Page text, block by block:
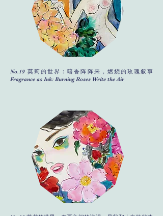
No.19 莫莉的世界：暗香阵阵来，燃烧的玫瑰叙事
Fragrance as Ink: Burning Roses Write the Air